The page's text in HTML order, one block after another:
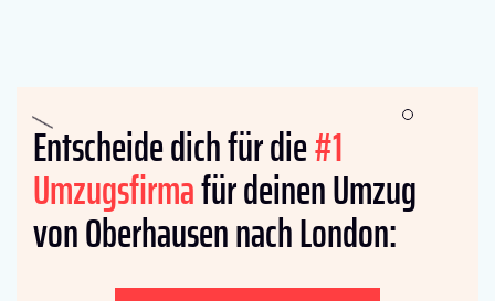
Entscheide dich für die#1
Umzugsfirmafür deinen Umzug
von Oberhausen nach London: